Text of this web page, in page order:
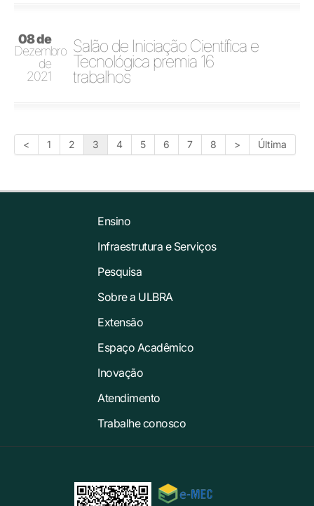
08 de
Dezembro
de
2021
Salão de Iniciação Científica e
Tecnológica premia 16
trabalhos
< 1 2 3 4 5 6 7 8 > Última
Ensino
Infraestrutura e Serviços
Pesquisa
Sobre a ULBRA
Extensão
Espaço Acadêmico
Inovação
Atendimento
Trabalhe conosco